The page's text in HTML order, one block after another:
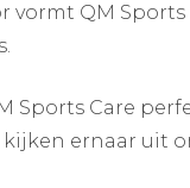
vormt QM
Sports Care
ernaar uit